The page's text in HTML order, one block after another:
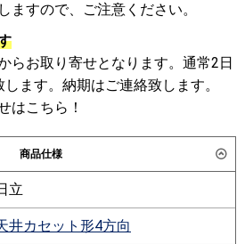
ますので、ご注意ください。
らお取り寄せとなります。通常2日
ます。納期はご連絡致します。
はこちら！
商品仕様
立
井カセット形4方向